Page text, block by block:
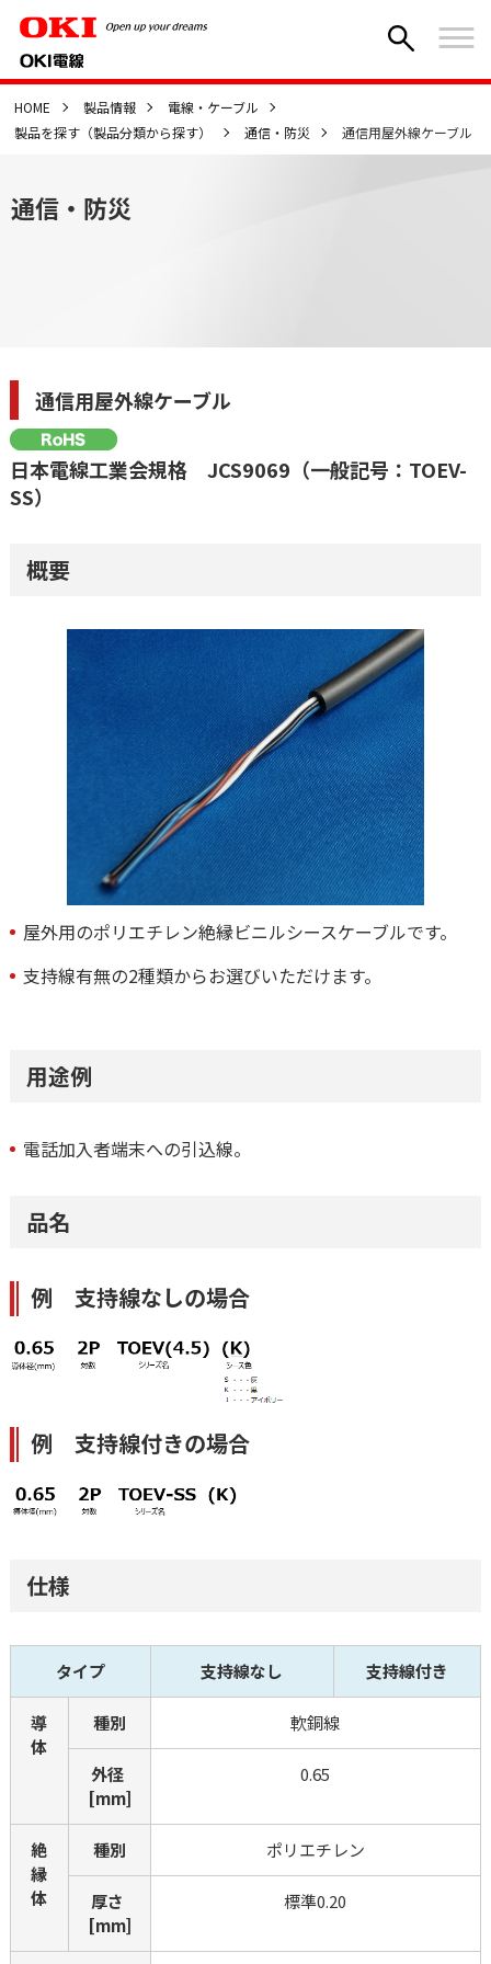
HOME 製品情報
電線・ケーブル
製品を探す（製品分類から探す）
通信・防災 通信用屋外線ケーブル
通信・防災
通信用屋外線ケーブル
日本電線工業会規格 JCS9069（一般記号：TOEV-
SS）
概要
屋外用のポリエチレン絶縁ビニルシースケーブルです。
支持線有無の2種類からお選びいただけます。
用途例
電話加入者端末への引込線。
品名
例 支持線なしの場合
例 支持線付きの場合
仕様
タイプ 支持線なし 支持線付き
導
体
種別 軟銅線
外径
[mm]
0.65
絶
縁
体
種別 ポリエチレン
厚さ
[mm]
標準0.20